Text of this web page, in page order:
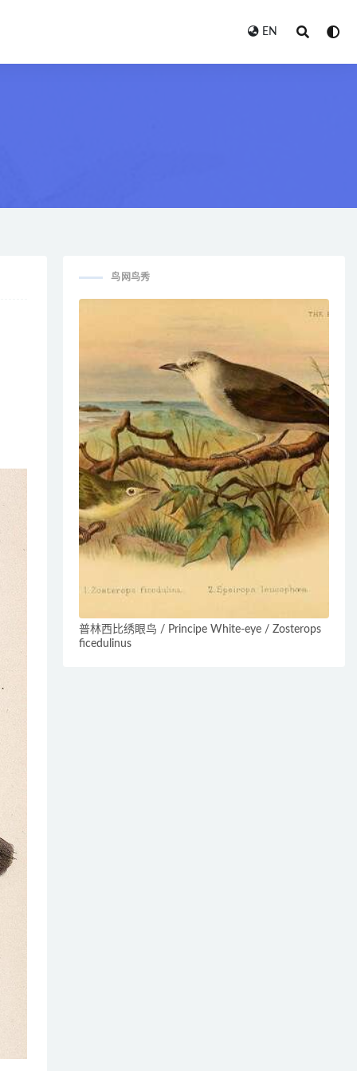
EN
鸟网鸟秀
普林西比绣眼鸟 / Principe White-eye / Zosterops
ficedulinus